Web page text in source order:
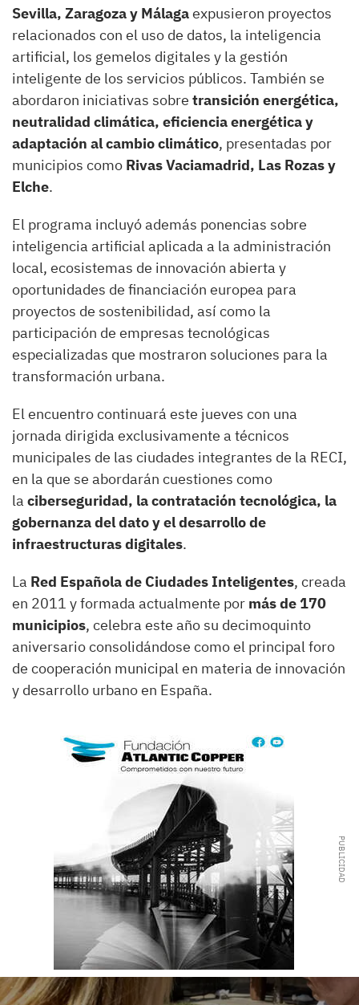
Sevilla, Zaragoza y Málagaexpusieron proyectos
relacionados con el uso de datos, la inteligencia
artificial, los gemelos digitales y la gestión
inteligente de los servicios públicos. También se
abordaron iniciativas sobre transición energética,
neutralidad climática, eficiencia energética y
adaptación al cambio climático, presentadas por
municipios como Rivas Vaciamadrid, Las Rozas y
Elche.
El programa incluyó además ponencias sobre
inteligencia artificial aplicada a la administración
local, ecosistemas de innovación abierta y
oportunidades de financiación europea para
proyectos de sostenibilidad, así como la
participación de empresas tecnológicas
especializadas que mostraron soluciones para la
transformación urbana.
El encuentro continuará este jueves con una
jornada dirigida exclusivamente a técnicos
municipales de las ciudades integrantes de la RECI,
en la que se abordarán cuestiones como
la ciberseguridad, la contratación tecnológica, la
gobernanza del dato y el desarrollo de
infraestructuras digitales.
La Red Española de Ciudades Inteligentes, creada
en 2011 y formada actualmente por más de 170
municipios, celebra este año su decimoquinto
aniversario consolidándose como el principal foro
de cooperación municipal en materia de innovación
y desarrollo urbano en España.